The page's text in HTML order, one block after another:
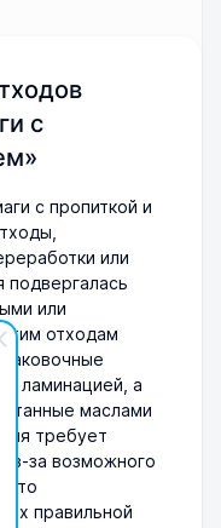
с
с пропиткой и
или
подвергалась
или
отходам
ламинацией, а
маслами
требует
за возможного
что
их правильной